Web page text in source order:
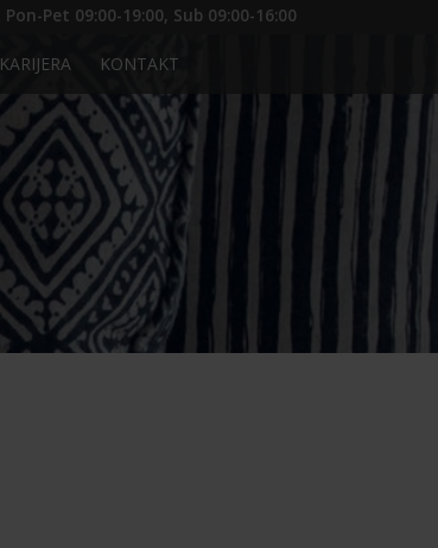
KARIJERA KONTAKT
Pon-Pet 09:00-19:00, Sub 09:00-16:00